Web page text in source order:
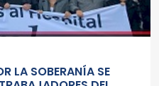
LA SOBERANÍA SE